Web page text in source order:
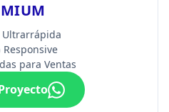
Ultrarrápida
Responsive
para Ventas